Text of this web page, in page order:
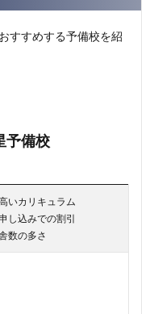
すすめする予備校を紹
予備校
いカリキュラム
し込みでの割引
数の多さ